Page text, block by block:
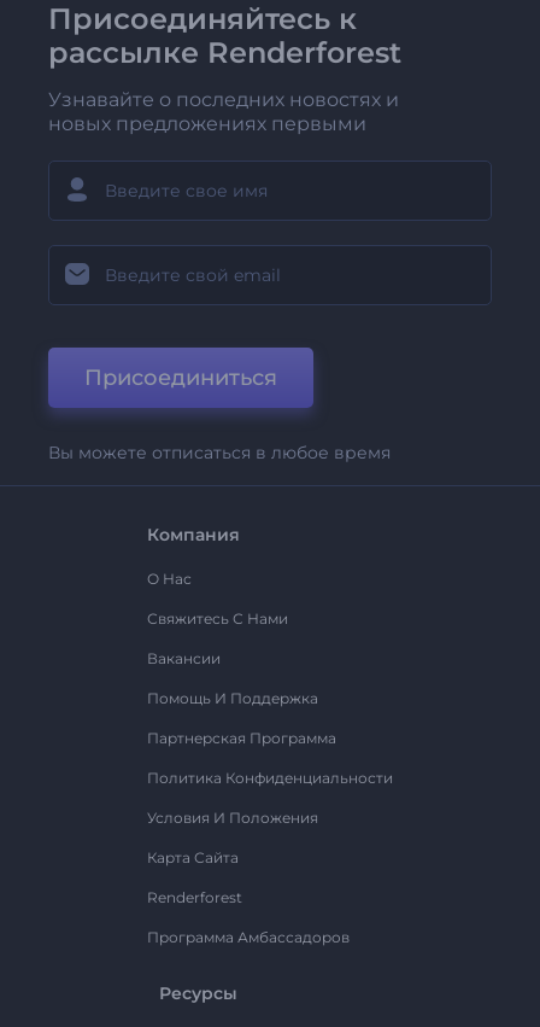
Присоединяйтесь к
рассылке Renderforest
Узнавайте о последних новостях и
новых предложениях первыми
Присоединиться
Вы можете отписаться в любое время
Компания
О Нас
Свяжитесь С Нами
Вакансии
Помощь И Поддержка
Партнерская Программа
Политика Конфиденциальности
Условия И Положения
Карта Сайта
Renderforest
Программа Амбассадоров
Ресурсы